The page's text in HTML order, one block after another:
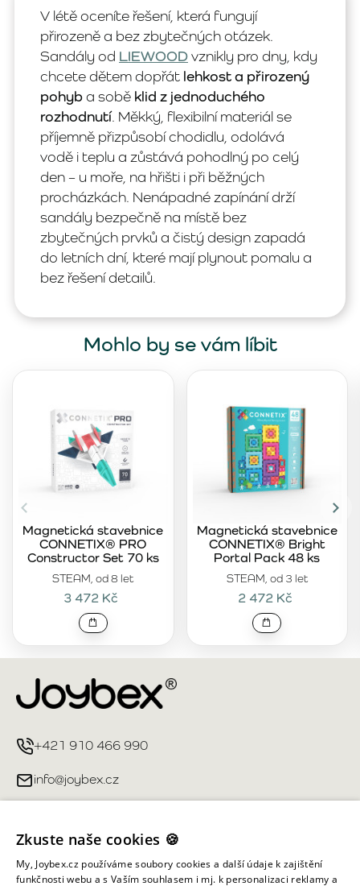
V létě oceníte řešení, která fungují
přirozeně a bez zbytečných otázek.
Sandály od LIEWOODvznikly pro dny, kdy
chcete dětem dopřát lehkost a přirozený
pohyba sobě klid z jednoduchého
rozhodnutí. Měkký, flexibilní materiál se
příjemně přizpůsobí chodidlu, odolává
vodě i teplu a zůstává pohodlný po celý
den – u moře, na hřišti i při běžných
procházkách. Nenápadné zapínání drží
sandály bezpečně na místě bez
zbytečných prvků a čistý design zapadá
do letních dní, které mají plynout pomalu a
bez řešení detailů.
Mohlo by se vám líbit
STEAM, od 8 let
Magnetická stavebnice
CONNETIX® PRO
Constructor Set 70 ks
3 472 Kč
STEAM, od 3 let
Magnetická stavebnice
CONNETIX® Bright
Portal Pack 48 ks
2 472 Kč
+421 910 466 990
info@joybex.cz
Můj účet
Zkuste naše cookies 🍪
My, Joybex.cz používáme soubory cookies a další údaje k zajištění
funkčnosti webu a s Vaším souhlasem i mj. k personalizaci reklamy a